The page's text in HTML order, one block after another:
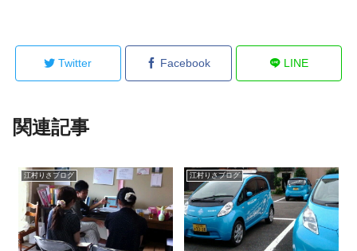
Twitter Facebook LINE
関連記事
江村りさブログ 江村りさブログ